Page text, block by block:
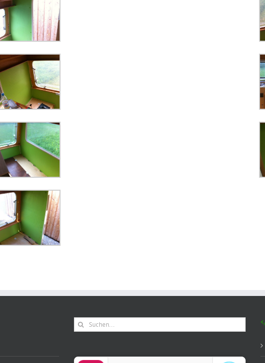
Suche
nach: